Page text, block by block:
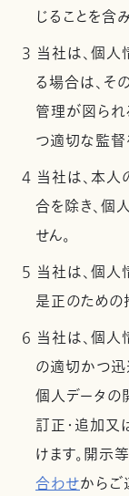
じることを含
3 当社は、個
る場合は、
管理が図られ
つ適切な監督
4 当社は、本人
合を除き、個
せん。
5 当社は、個人
是正のための
6 当社は、個
の適切かつ迅
個人データの
訂正・追加又
けます。開示
合わせからご